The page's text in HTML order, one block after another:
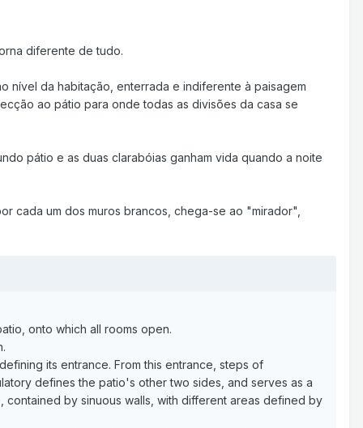
diferente de tudo.
nível da habitação, enterrada e indiferente à paisagem
ao pátio para onde todas as divisões da casa se
pátio e as duas clarabóias ganham vida quando a noite
cada um dos muros brancos, chega-se ao "mirador",
onto which all rooms open.
its entrance. From this entrance, steps of
defines the patio's other two sides, and serves as a
by sinuous walls, with different areas defined by